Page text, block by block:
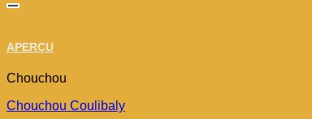
APERÇU
Chouchou
Chouchou Coulibaly